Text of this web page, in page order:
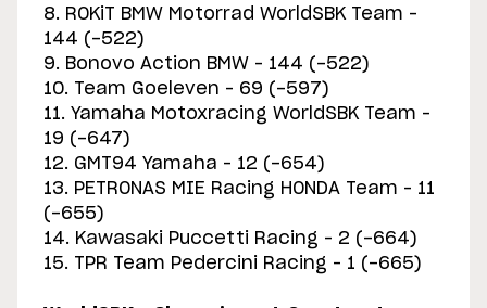
8. ROKiT BMW Motorrad WorldSBK Team –
144 (-522)
9. Bonovo Action BMW – 144 (-522)
10. Team Goeleven – 69 (-597)
11. Yamaha Motoxracing WorldSBK Team –
19 (-647)
12. GMT94 Yamaha – 12 (-654)
13. PETRONAS MIE Racing HONDA Team – 11
(-655)
14. Kawasaki Puccetti Racing – 2 (-664)
15. TPR Team Pedercini Racing – 1 (-665)